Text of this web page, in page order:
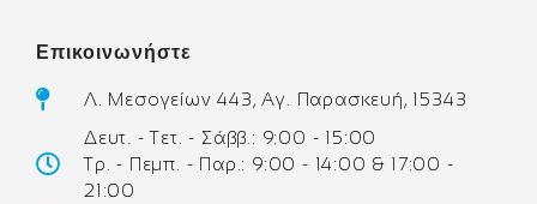
Επικοινωνήστε
Λ. Μεσογείων 443, Αγ. Παρασκευή, 15343
Δευτ. - Τετ. - Σάββ.: 9:00 - 15:00
Τρ. - Πεμπ. - Παρ.: 9:00 - 14:00 & 17:00 -
21:00